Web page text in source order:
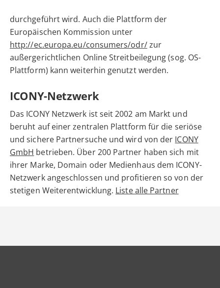
durchgeführt wird. Auch die Plattform der
Europäischen Kommission unter
http://ec.europa.eu/consumers/odr/zur
außergerichtlichen Online Streitbeilegung (sog. OS-
Plattform) kann weiterhin genutzt werden.
ICONY-Netzwerk
Das ICONY Netzwerk ist seit 2002 am Markt und
beruht auf einer zentralen Plattform für die seriöse
und sichere Partnersuche und wird von der ICONY
GmbH betrieben. Über 200 Partner haben sich mit
ihrer Marke, Domain oder Medienhaus dem ICONY-
Netzwerk angeschlossen und profitieren so von der
stetigen Weiterentwicklung. Liste alle Partner